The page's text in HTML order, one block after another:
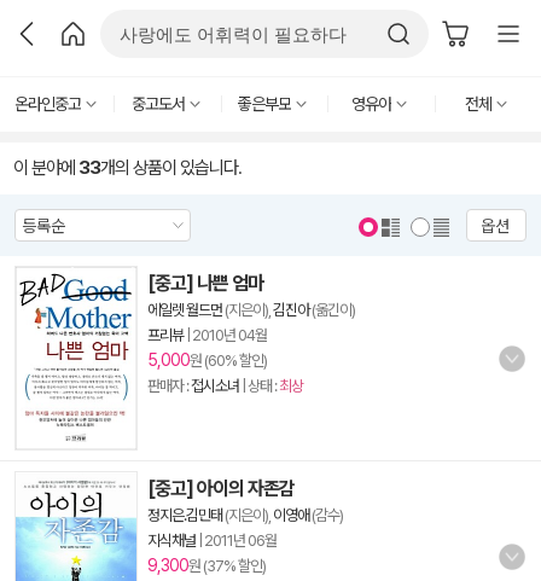
온라인중고 중고도서 좋은부모 영유아 전체
이 분야에 33개의 상품이 있습니다.
옵션
[중고] 나쁜 엄마
에일렛 월드먼 (지은이), 김진아(옮긴이)
프리뷰| 2010년 04월
5,000원 (60% 할인)
판매자 :접시소녀 | 상태 :최상
[중고] 아이의 자존감
정지은.김민태 (지은이), 이영애 (감수)
지식채널 2011년 06월
9,300원 (37% 할인)